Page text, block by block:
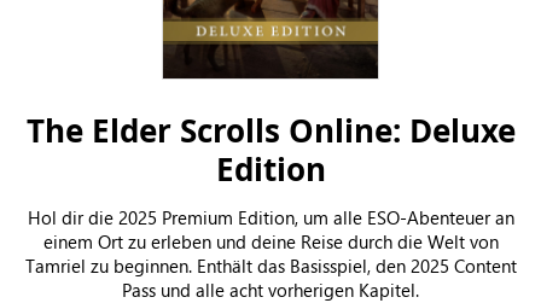
The Elder Scrolls Online: Deluxe
Edition
Hol dir die 2025 Premium Edition, um alle ESO-Abenteuer an
einem Ort zu erleben und deine Reise durch die Welt von
Tamriel zu beginnen. Enthält das Basisspiel, den 2025 Content
Pass und alle acht vorherigen Kapitel.